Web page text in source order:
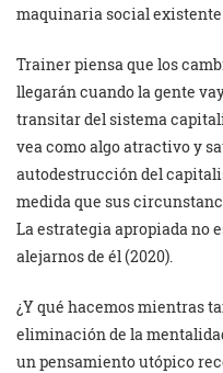
maquinaria social existente
Trainer piensa que los
llegarán cuando la gente
transitar del sistema
vea como algo atractivo y
autodestrucción del
medida que sus
La estrategia apropiada no
alejarnos de él (2020).
¿Y qué hacemos mientras
eliminación de la
un pensamiento utópico